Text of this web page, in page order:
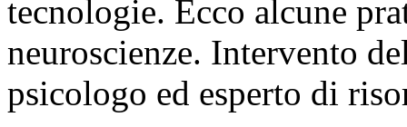
tecnologie. Ecco alcune
neuroscienze. Intervento
psicologo ed esperto di